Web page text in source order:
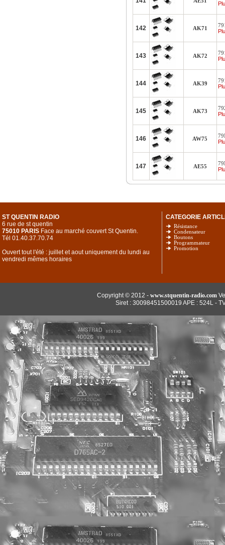
142 AK71
143 AK72
144 AK39
145 AK73
146 AW75
147 AE55
ST QUENTIN RADIO
6 rue de st quentin
75010 PARIS Face au marché couvert St Quentin.
Tél 01.40.37.70.74
Ouvert tout l'été : juillet et aout uniquement du lundi au
vendredi mêmes horaires
CATEGORIE
Résistance
Condensateur
Boutons
Programmateur
Promotion
Copyright © 2012 - www.stquentin-radio.com
Siret : 30098451500019 APE : 524L -